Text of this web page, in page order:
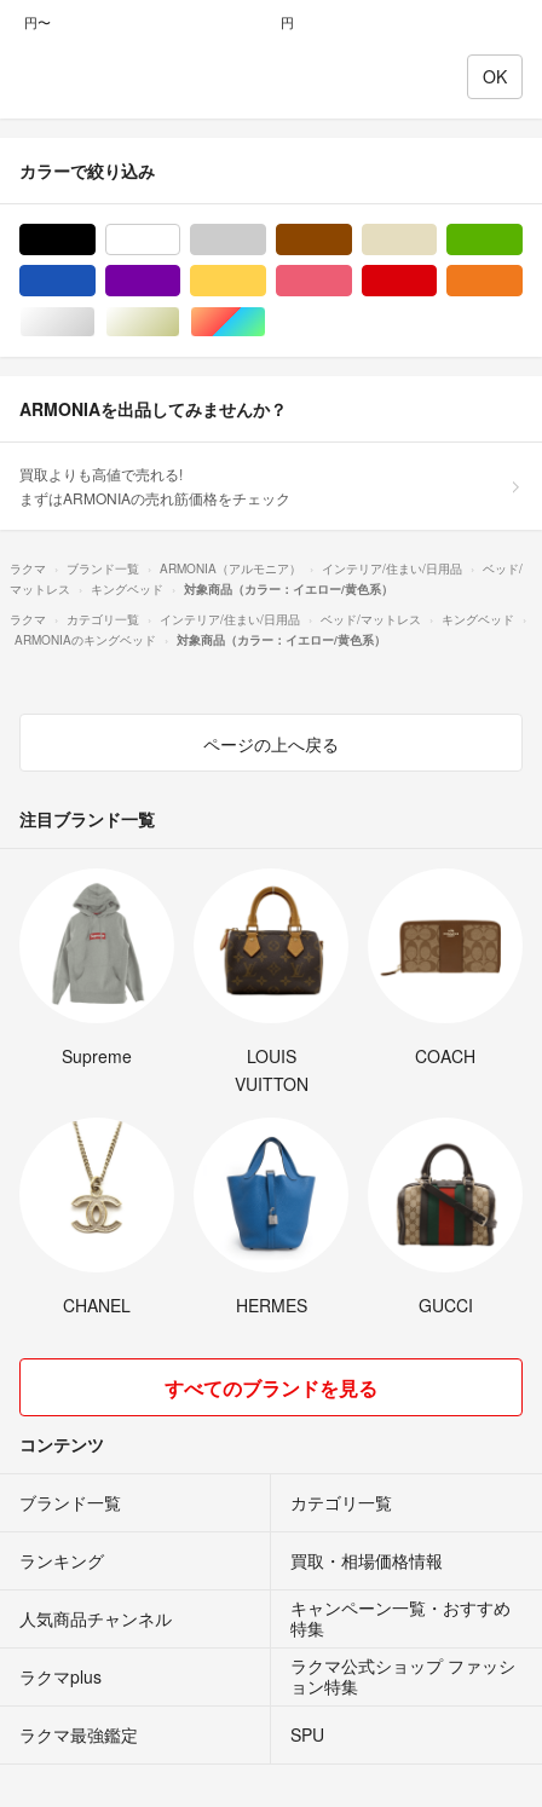
円〜 円
カラーで絞り込み
シルバー/銀色系ゴールド/金色系マルチカラー
ARMONIAを出品してみませんか？
買取よりも高値で売れる!
まずはARMONIAの売れ筋価格をチェック
ラクマ ブランド一覧 ARMONIA（アルモニア） インテリア/住まい/日用品
ベッド/
マットレス
キングベッド
対象商品（カラー：イエロー/黄色系）
ラクマ
カテゴリ一覧 インテリア/住まい/日用品 ベッド/マットレス
キングベッド
ARMONIAのキングベッド
対象商品（カラー：イエロー/黄色系）
ページの上へ戻る
注目ブランド一覧
Supreme
LOUIS
VUITTON
COACH
CHANEL HERMES GUCCI
すべてのブランドを見る
コンテンツ
ブランド一覧 カテゴリ一覧
ランキング 買取・相場価格情報
人気商品チャンネル
キャンペーン一覧・おすすめ
特集
ラクマplus
ラクマ公式ショップ ファッシ
ョン特集
ラクマ最強鑑定
SPU